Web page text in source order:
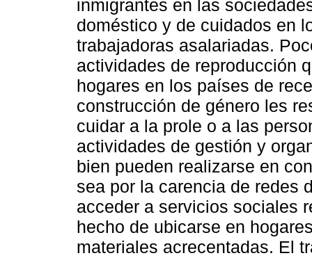
inmigrantes en las
doméstico y de cuidados en
trabajadoras asalariadas.
actividades de reproducción
hogares en los países de
construcción de género les
cuidar a la prole o a las
actividades de gestión y
bien pueden realizarse en
sea por la carencia de redes
acceder a servicios sociales
hecho de ubicarse en
materiales acrecentadas. El